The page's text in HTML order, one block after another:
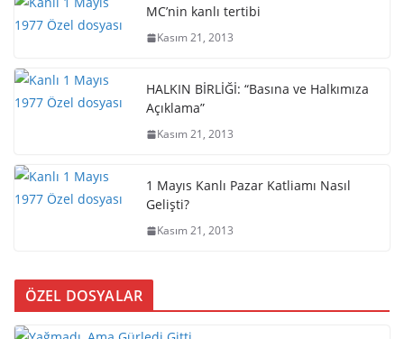
MC’nin kanlı tertibi
Kasım 21, 2013
HALKIN BİRLİĞİ: “Basına ve Halkımıza
Açıklama”
Kasım 21, 2013
1 Mayıs Kanlı Pazar Katliamı Nasıl
Gelişti?
Kasım 21, 2013
ÖZEL DOSYALAR